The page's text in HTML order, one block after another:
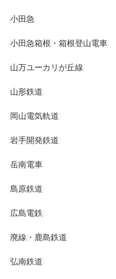
小田急
小田急箱根・箱根登山電車
山万ユーカリが丘線
山形鉄道
岡山電気軌道
岩手開発鉄道
岳南電車
島原鉄道
広島電鉄
廃線・鹿島鉄道
弘南鉄道